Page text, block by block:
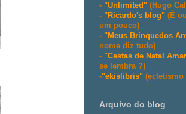
- "Unlimited" (Hugo
- "Ricardo's blog" (É
um pouco)
- "Meus Brinquedos
nome diz tudo)
- "Cestas de Natal
se lembra ?)
-"ekislibris" (ecletismo
Arquivo do blog